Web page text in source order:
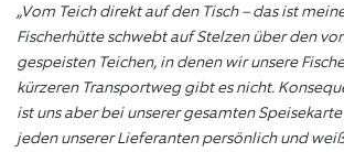
„Vom Teich direkt auf den Tisch – das ist
Fischerhütte schwebt auf Stelzen über den
gespeisten Teichen, in denen wir unsere
kürzeren Transportweg gibt es nicht.
ist uns aber bei unserer gesamten
jeden unserer Lieferanten persönlich und